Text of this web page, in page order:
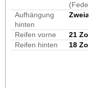
Aufhängung
hinten
Reifen vorne
21 Zoll
Reifen hinten
18 Zoll